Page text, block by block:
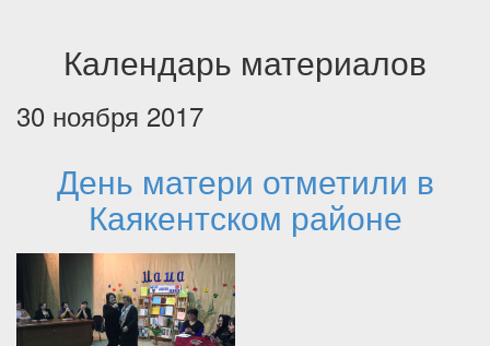
Календарь материалов
30 ноября 2017
День матери отметили в
Каякентском районе